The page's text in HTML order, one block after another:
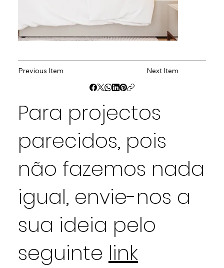
Para projectos
parecidos, pois
não fazemos nada
igual, envie-nos a
sua ideia pelo
seguinte link
Next Item
Previous Item